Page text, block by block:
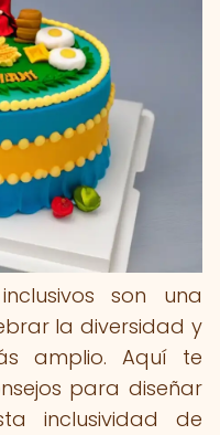
son una
la diversidad y
amplio. Aquí te
para diseñar
inclusividad de